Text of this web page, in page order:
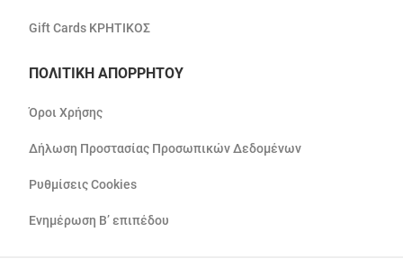
Gift Cards ΚΡΗΤΙΚΟΣ
ΠΟΛΙΤΙΚΗ ΑΠΟΡΡΗΤΟΥ
Όροι Χρήσης
Δήλωση Προστασίας Προσωπικών Δεδομένων
Ρυθμίσεις Cookies
Ενημέρωση Β’ επιπέδου